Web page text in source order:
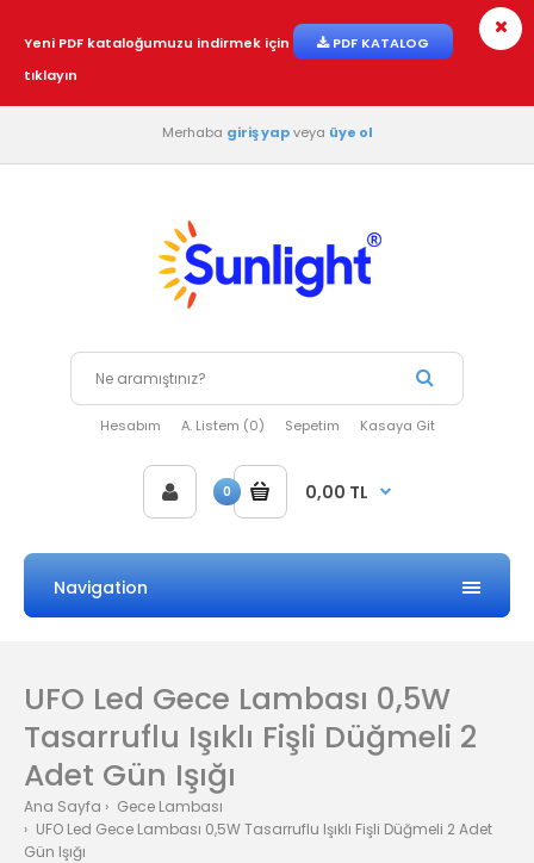
Yeni PDF kataloğumuzu indirmek için
PDF KATALOG
tıklayın
Merhaba giriş yapveya üye ol
Hesabım A. Listem (0) Sepetim Kasaya Git
0 0,00 TL
Navigation
UFO Led Gece Lambası 0,5W
Tasarruflu Işıklı Fişli Düğmeli 2
Adet Gün Işığı
Ana Sayfa
Gece Lambası
UFO Led Gece Lambası 0,5W Tasarruflu Işıklı Fişli Düğmeli 2 Adet
Gün Işığı